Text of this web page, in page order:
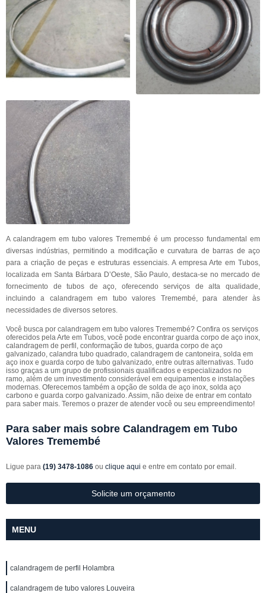
A calandragem em tubo valores Tremembé é um processo fundamental em
diversas indústrias, permitindo a modificação e curvatura de barras de aço
para a criação de peças e estruturas essenciais. A empresa Arte em Tubos,
localizada em Santa Bárbara D’Oeste, São Paulo, destaca-se no mercado de
fornecimento de tubos de aço, oferecendo serviços de alta qualidade,
incluindo a calandragem em tubo valores Tremembé, para atender às
necessidades de diversos setores.
Você busca por calandragem em tubo valores Tremembé? Confira os serviços
oferecidos pela Arte em Tubos, você pode encontrar guarda corpo de aço inox,
calandragem de perfil, conformação de tubos, guarda corpo de aço
galvanizado, calandra tubo quadrado, calandragem de cantoneira, solda em
aço inox e guarda corpo de tubo galvanizado, entre outras alternativas. Tudo
isso graças a um grupo de profissionais qualificados e especializados no
ramo, além de um investimento considerável em equipamentos e instalações
modernas. Oferecemos também a opção de solda de aço inox, solda aço
carbono e guarda corpo galvanizado. Assim, não deixe de entrar em contato
para saber mais. Teremos o prazer de atender você ou seu empreendimento!
Para saber mais sobre Calandragem em Tubo
Valores Tremembé
Ligue para (19) 3478-1086 ou clique aqui e entre em contato por email.
Solicite um orçamento
MENU
calandragem de perfil Holambra
calandragem de tubo valores Louveira